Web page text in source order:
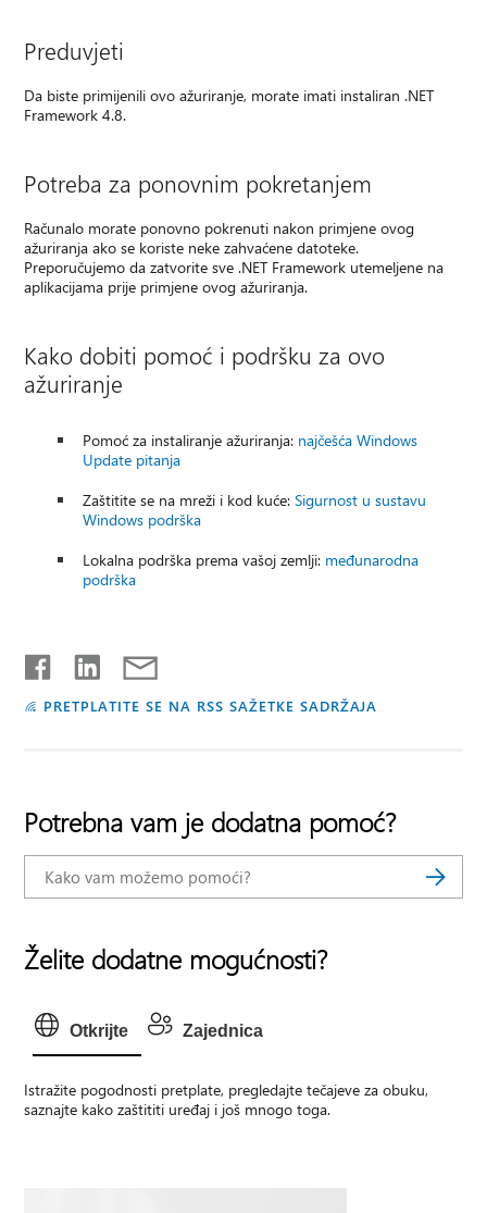
Preduvjeti
Da biste primijenili ovo ažuriranje, morate imati instaliran .NET
Framework 4.8.
Potreba za ponovnim pokretanjem
Računalo morate ponovno pokrenuti nakon primjene ovog
ažuriranja ako se koriste neke zahvaćene datoteke.
Preporučujemo da zatvorite sve .NET Framework utemeljene na
aplikacijama prije primjene ovog ažuriranja.
Kako dobiti pomoć i podršku za ovo
ažuriranje
Pomoć za instaliranje ažuriranja: najčešća Windows
Update pitanja
Zaštitite se na mreži i kod kuće:Sigurnost u sustavu
Windows podrška
Lokalna podrška prema vašoj zemlji: međunarodna
podrška
PRETPLATITE SE NA RSS SAŽETKE SADRŽAJA
Potrebna vam je dodatna pomoć?
Želite dodatne mogućnosti?
Otkrijte Zajednica
Istražite pogodnosti pretplate, pregledajte tečajeve za obuku,
saznajte kako zaštititi uređaj i još mnogo toga.